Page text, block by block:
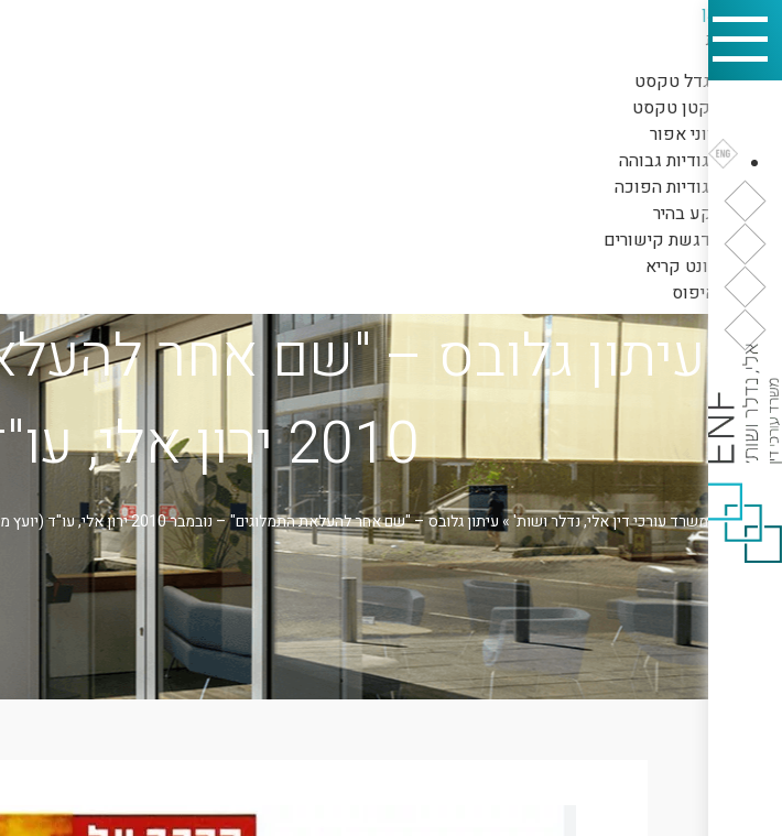
דילוג לתוכן
כלי נגישות
הגדל טקסט
הקטן טקסט
גווני אפור
ניגודיות גבוהה
ניגודיות הפוכה
רקע בהיר
הדגשת קישורים
פונט קריא
איפוס
עיתון גלובס – "שם אחר
2010 ירון אלי, עו"ד (יועץ מס)
משרד עורכי דין אלי, נדלר ושות'»עיתון גלובס – "שם אחר להעלאת התמלוגים" – נובמבר 2010 ירון אלי, עו"ד (יועץ מס)